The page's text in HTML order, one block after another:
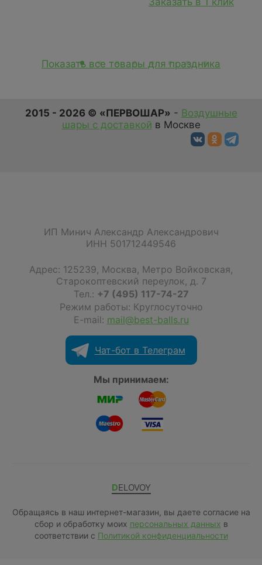
Показать все товары для праздника
2015 - 2026 © «ПЕРВОШАР» - Воздушные
шары с доставкой в Москве
ИП Минич Александр Александрович
ИНН 501712449546
Адрес: 125239, Москва, Метро Войковская,
Старокоптевский переулок, д. 7
Тел.: +7 (495) 117-74-27
Режим работы: Круглосуточно
E-mail: mail@best-balls.ru
Чат-бот в Телеграм
Мы принимаем:
DELOVOY
Обращаясь в наш интернет-магазин, вы даете согласие на
сбор и обработку моих персональных данных в
соответствии с Политикой конфиденциальности